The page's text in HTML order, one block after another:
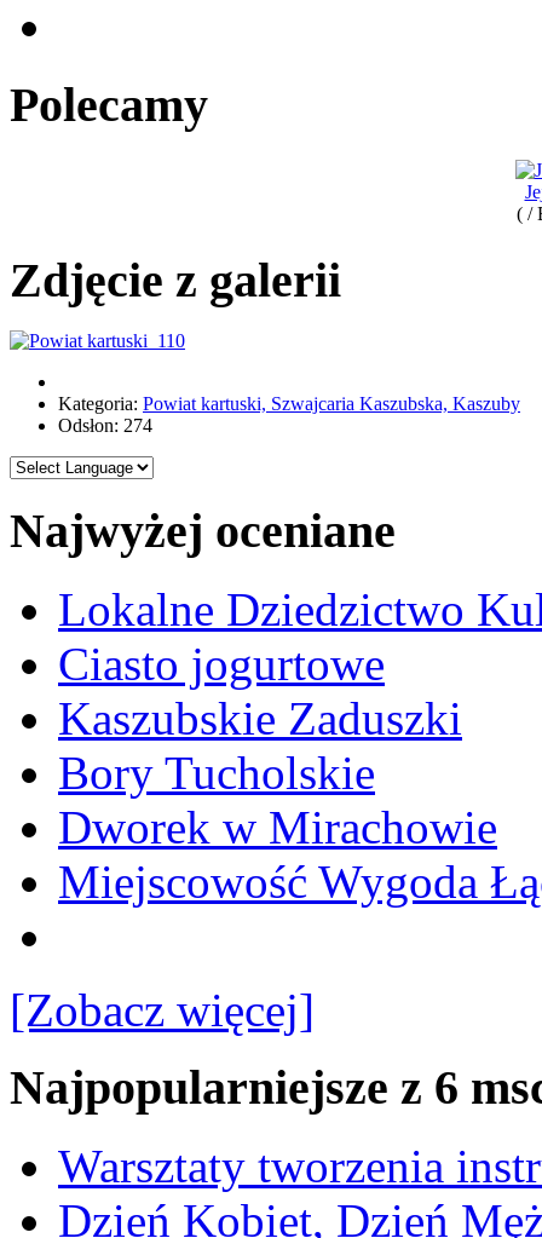
Polecamy
( /
Zdjęcie z galerii
Kategoria: Powiat kartuski, Szwajcaria Kaszubska, Kaszuby
Odsłon: 274
Najwyżej oceniane
Lokalne Dziedzictwo
Ciasto jogurtowe
Kaszubskie Zaduszki
Bory Tucholskie
Dworek w Mirachowie
Miejscowość Wygoda
[Zobacz więcej]
Najpopularniejsze z 6
Warsztaty tworzenia
Dzień Kobiet, Dzień